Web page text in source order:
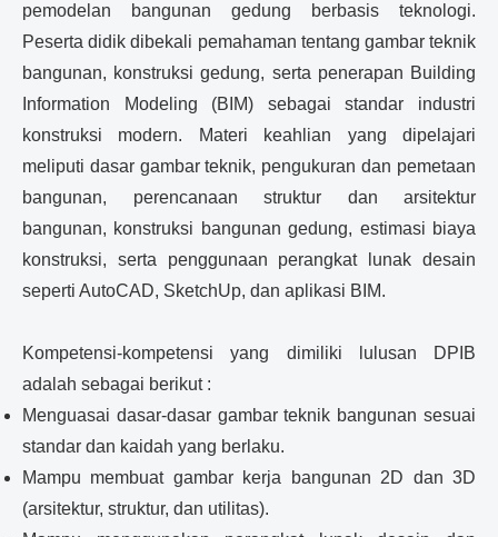
pemodelan bangunan gedung berbasis teknologi.
Peserta didik dibekali pemahaman tentang gambar teknik
bangunan, konstruksi gedung, serta penerapan Building
Information Modeling (BIM) sebagai standar industri
konstruksi modern. Materi keahlian yang dipelajari
meliputi dasar gambar teknik, pengukuran dan pemetaan
bangunan, perencanaan struktur dan arsitektur
bangunan, konstruksi bangunan gedung, estimasi biaya
konstruksi, serta penggunaan perangkat lunak desain
seperti AutoCAD, SketchUp, dan aplikasi BIM.
Kompetensi-kompetensi yang dimiliki lulusan DPIB
adalah sebagai berikut :
Menguasai dasar-dasar gambar teknik bangunan sesuai
standar dan kaidah yang berlaku.
Mampu membuat gambar kerja bangunan 2D dan 3D
(arsitektur, struktur, dan utilitas).